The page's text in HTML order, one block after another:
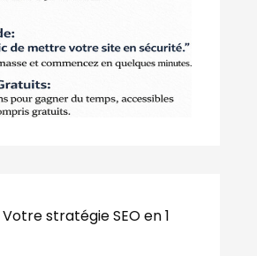
stratégie SEO en 1